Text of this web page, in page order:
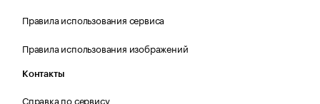
Правила использования сервиса
Правила использования изображений
Контакты
Справка по сервису